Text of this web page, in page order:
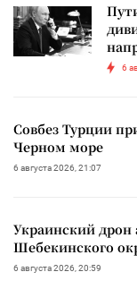
6
Совбез Турции
Черном море
6 августа 2026, 21:07
Украинский дрон
Шебекинского
6 августа 2026, 20:59